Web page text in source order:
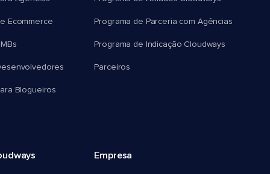
Ecommerce
Blogueiros
Programa de Parceria com Agências
Programa de Indicação Cloudways
Parceiros
Empresa